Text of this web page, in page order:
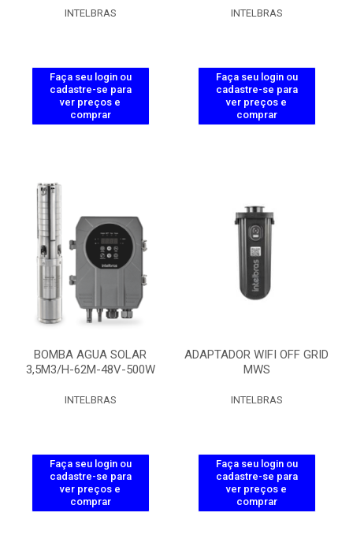
INTELBRAS
Faça seu login ou
cadastre-se para
ver preços e
comprar
INTELBRAS
Faça seu login ou
cadastre-se para
ver preços e
comprar
BOMBA AGUA SOLAR
3,5M3/H-62M-48V-500W
INTELBRAS
Faça seu login ou
cadastre-se para
ver preços e
comprar
ADAPTADOR WIFI OFF GRID
MWS
INTELBRAS
Faça seu login ou
cadastre-se para
ver preços e
comprar